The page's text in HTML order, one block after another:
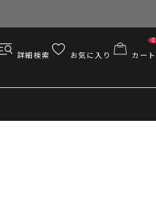
詳細検索 お気に入り カート
0